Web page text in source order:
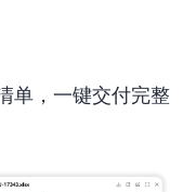
单，一键交付完整